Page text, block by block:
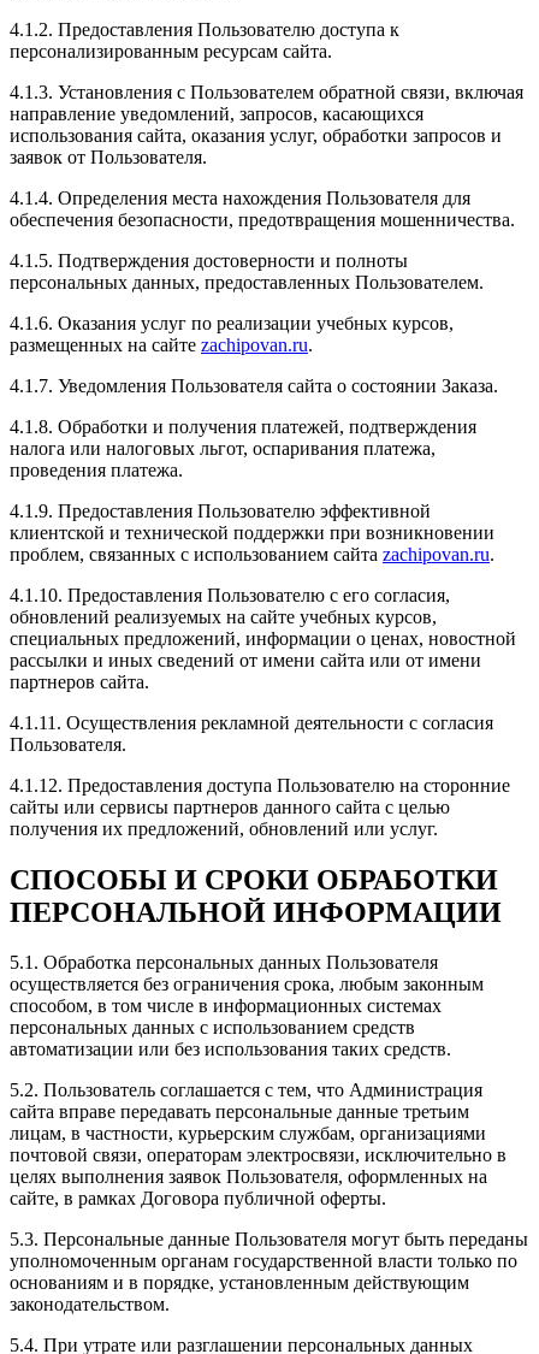
Прошивал хендай i30. Евгений сделал все быстро и
качественно. Общительный и вежливый человек.
работы на высшем уровне!
Рейтинг отзыва:5
Очень хороший чип тюниг автомобилей, все делают
быстро и качественно, сами цены довольно
привлекательные , сотрудники доброжелательные и
вежливые. Рекомендую всем
Рейтинг отзыва:5
Долго думая я решил Чиповать своё авто и обратился
в данный тюнинг центр, все прошло быстро и
качественно, мастерство на высшем уровне! После
чипирования я заметил как машина стала намного
лучьше разгонятся и прибавилась тяга, очень
рекомендую данный тюнинг центр!
Очень хороший чип тюнинг автомобилей, все
находятся, сотрудники доброжелательные и
вежливые. Рекомендую всем
Делали чип-тюнинг, сразу 3 авто, сделали скидку.
Ранее знакомые делали тоже у них!
Все машины поехали очень хорошо, результат
ощутим был в первый же день!
Если вы хотели получить высококачественный
сервис, профессиональное обслуживание, личный
подход к любому вопросу и заинтересованность в
удовлетворении всех ваших хотелок, то это
определено команда Зачипован! Спасибо! Низкий
поклон Евгению и Алексею!
Рейтинг отзыва:5
Все отлично! Евгений отличный мастер, все
4.1.2. Предоставления Пользователю доступа к
персонализированным ресурсам сайта.
4.1.3. Установления с Пользователем обратной связи, включая
направление уведомлений, запросов, касающихся
использования сайта, оказания услуг, обработки запросов и
заявок от Пользователя.
4.1.4. Определения места нахождения Пользователя для
обеспечения безопасности, предотвращения мошенничества.
4.1.5. Подтверждения достоверности и полноты
персональных данных, предоставленных Пользователем.
4.1.6. Оказания услуг по реализации учебных курсов,
размещенных на сайте zachipovan.ru.
4.1.7. Уведомления Пользователя сайта о состоянии Заказа.
4.1.8. Обработки и получения платежей, подтверждения
налога или налоговых льгот, оспаривания платежа,
проведения платежа.
4.1.9. Предоставления Пользователю эффективной
клиентской и технической поддержки при возникновении
проблем, связанных с использованием сайта zachipovan.ru.
4.1.10. Предоставления Пользователю с его согласия,
обновлений реализуемых на сайте учебных курсов,
специальных предложений, информации о ценах, новостной
рассылки и иных сведений от имени сайта или от имени
партнеров сайта.
4.1.11. Осуществления рекламной деятельности с согласия
Пользователя.
4.1.12. Предоставления доступа Пользователю на сторонние
сайты или сервисы партнеров данного сайта с целью
получения их предложений, обновлений или услуг.
СПОСОБЫ И СРОКИ ОБРАБОТКИ
ПЕРСОНАЛЬНОЙ ИНФОРМАЦИИ
5.1. Обработка персональных данных Пользователя
осуществляется без ограничения срока, любым законным
способом, в том числе в информационных системах
персональных данных с использованием средств
автоматизации или без использования таких средств.
5.2. Пользователь соглашается с тем, что Администрация
сайта вправе передавать персональные данные третьим
лицам, в частности, курьерским службам, организациями
почтовой связи, операторам электросвязи, исключительно в
целях выполнения заявок Пользователя, оформленных на
сайте, в рамках Договора публичной оферты.
5.3. Персональные данные Пользователя могут быть переданы
уполномоченным органам государственной власти только по
основаниям и в порядке, установленным действующим
законодательством.
5.4. При утрате или разглашении персональных данных